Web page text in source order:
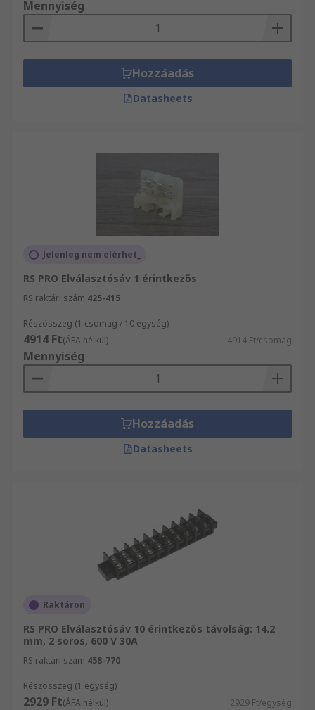
Mennyiség
Hozzáadás
Datasheets
Jelenleg nem elérhet_
RS PRO Elválasztósáv 1 érintkezős
RS raktári szám 425-415
Részösszeg (1 csomag / 10 egység)
4914 Ft(ÁFA nélkül) 4914 Ft/csomag
Mennyiség
Hozzáadás
Datasheets
Raktáron
RS PRO Elválasztósáv 10 érintkezős távolság: 14.2
mm, 2 soros, 600 V 30A
RS raktári szám 458-770
Részösszeg (1 egység)
2929 Ft(ÁFA nélkül) 2929 Ft/egység